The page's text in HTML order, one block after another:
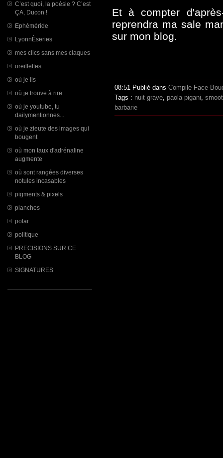
C’est quoi, la poésie ? C’est
ÇA, Ducon !
Ephéméride
LyonnÈseries
mes clics sans mes claques
oreillettes
où je lis
où je trouve à rire
où je youtube, tu
dailymentionnes...
où je zieute des images qui
bougent
où mon taux d'adrénaline
augmente
où sont rangées diverses
notules incasables
pigments & pixels
planches
polar
politique
PRECISIONS SUR CE
BLOG
SIGNATURES
Et à compter
reprendra ma sale
sur mon blog.
08:51 Publié dans Compile Face-
Tags : nuit grave, paola pigani,
barbarie